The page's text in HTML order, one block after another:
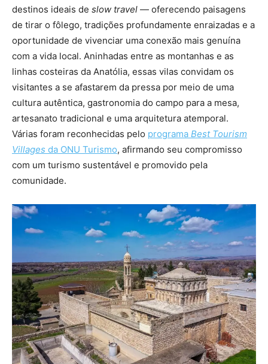
destinos ideais de slow travel — oferecendo paisagens
de tirar o fôlego, tradições profundamente enraizadas e a
oportunidade de vivenciar uma conexão mais genuína
com a vida local. Aninhadas entre as montanhas e as
linhas costeiras da Anatólia, essas vilas convidam os
visitantes a se afastarem da pressa por meio de uma
cultura autêntica, gastronomia do campo para a mesa,
artesanato tradicional e uma arquitetura atemporal.
Várias foram reconhecidas pelo programa Best Tourism
Villages da ONU Turismo, afirmando seu compromisso
com um turismo sustentável e promovido pela
comunidade.